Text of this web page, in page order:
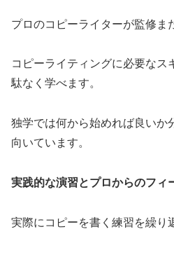
プロのコピーライターが監修ま
コピーライティングに必要なス
駄なく学べます。
独学では何から始めれば良いか
向いています。
実践的な演習とプロからのフィ
実際にコピーを書く練習を繰り